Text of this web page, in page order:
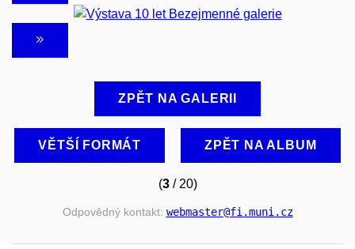
ZPĚT NA GALERII
VĚTŠÍ FORMÁT ZPĚT NA ALBUM
(3/ 20)
Odpovědný kontakt: webmaster@fi.muni.cz